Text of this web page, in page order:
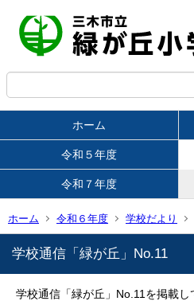
ホーム
令和５年度
令和７年度
ホーム 令和６年度 学校だより
学校通信「緑が丘」No.11
学校通信「緑が丘」No.11を掲載し